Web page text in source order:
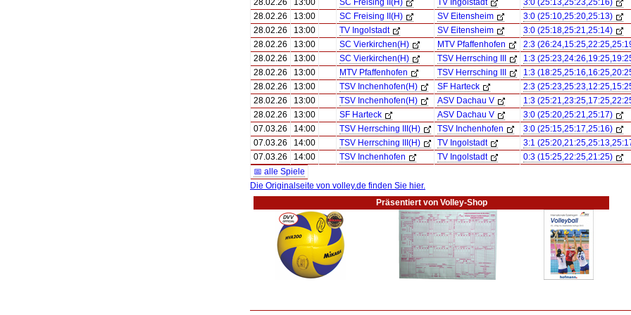
28.02.26
13:00 SC Freising II(H) TV Ingolstadt
3:0 (25:13,25:23,25:16)
28.02.26
13:00 SC Freising II(H) SV Eitensheim
3:0 (25:10,25:20,25:13)
28.02.26
13:00 TV Ingolstadt SV Eitensheim
3:0 (25:18,25:21,25:14)
28.02.26
13:00 SC Vierkirchen(H) MTV Pfaffenhofen
2:3
28.02.26
13:00 SC Vierkirchen(H) TSV Herrsching III
1:3
28.02.26
13:00 MTV Pfaffenhofen TSV Herrsching III
1:3
28.02.26
13:00 TSV Inchenhofen(H) SF Harteck
2:3
28.02.26
13:00 TSV Inchenhofen(H) ASV Dachau V
1:3
28.02.26
13:00 SF Harteck ASV Dachau V
3:0 (25:20,25:21,25:17)
07.03.26
14:00 TSV Herrsching III(H) TSV Inchenhofen
3:0 (25:15,25:17,25:16)
07.03.26
14:00 TSV Herrsching III(H) TV Ingolstadt
3:1
07.03.26
14:00 TSV Inchenhofen TV Ingolstadt
0:3 (15:25,22:25,21:25)
📅 alle Spiele
Die Originalseite von volley.de finden Sie hier.
Präsentiert von Volley-Shop